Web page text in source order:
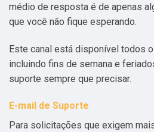
médio de resposta é de apenas
que você não fique esperando.
Este canal está disponível todos
incluindo fins de semana e
suporte sempre que precisar.
E-mail de Suporte
Para solicitações que exigem